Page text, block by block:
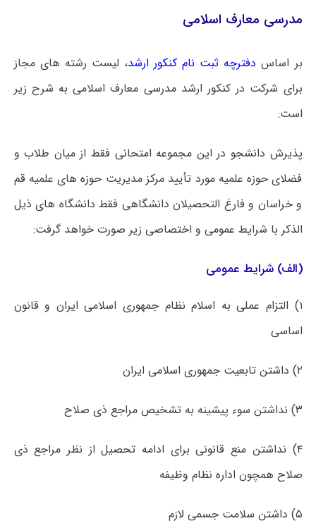
مدرسی معارف اسلامی
بر اساس دفترچه ثبت نام کنکور ارشد، لیست رشته های مجاز
برای شرکت در کنکور ارشد مدرسی معارف اسلامی به شرح زیر
است:
پذیرش دانشجو در این مجموعه امتحانی فقط از میان طلاب و
فضلای حوزه علمیه مورد تأیید مرکز مدیریت حوزه های علمیه قم
و خراسان و فارغ التحصیلان دانشگاهی فقط دانشگاه های ذیل
الذکر با شرایط عمومی و اختصاصی زیر صورت خواهد گرفت:
(الف) شرایط عمومی
۱) التزام عملی به اسلام نظام جمهوری اسلامی ایران و قانون
اساسی
۲) داشتن تابعیت جمهوری اسلامی ایران
۳) نداشتن سوء پیشینه به تشخیص مراجع ذی صلاح
۴) نداشتن منع قانونی برای ادامه تحصیل از نظر مراجع ذی
صلاح همچون اداره نظام وظیفه
۵)‌ داشتن سلامت جسمی لازم